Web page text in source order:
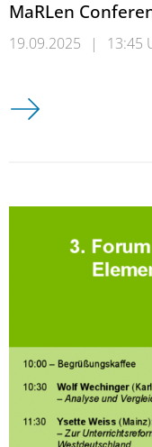
MaRLen
19.09.2025 | 13:45
MaRLen Conference: